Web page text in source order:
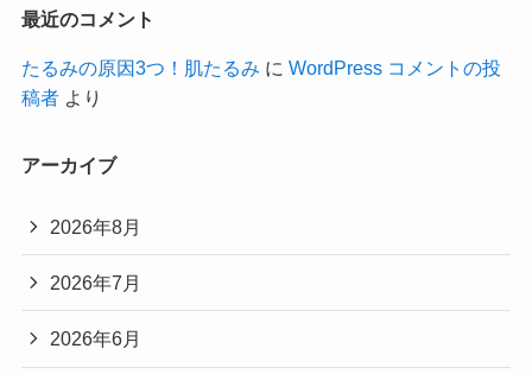
最近のコメント
たるみの原因3つ！肌たるみ に WordPress コメントの投
稿者より
アーカイブ
2026年8月
2026年7月
2026年6月